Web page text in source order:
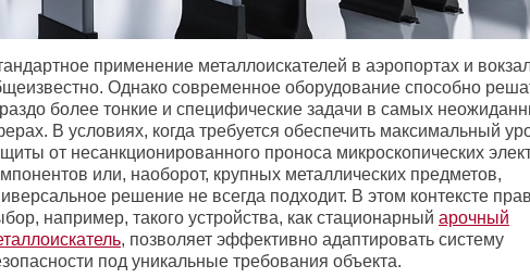
применение металлоискателей в аэропортах и
Однако современное оборудование способно
более тонкие и специфические задачи в самых
В условиях, когда требуется обеспечить максимальный
от несанкционированного проноса микроскопических
или, наоборот, крупных металлических предметов,
решение не всегда подходит. В этом контексте
например, такого устройства, как стационарный арочный
, позволяет эффективно адаптировать систему
под уникальные требования объекта.